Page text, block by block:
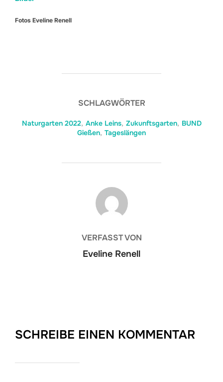
Fotos Eveline Renell
SCHLAGWÖRTER
Naturgarten 2022, Anke Leins, Zukunftsgarten, BUND
Gießen, Tageslängen
BEITRAGSAUTOR
VERFASST VON
Eveline Renell
SCHREIBE EINEN KOMMENTAR